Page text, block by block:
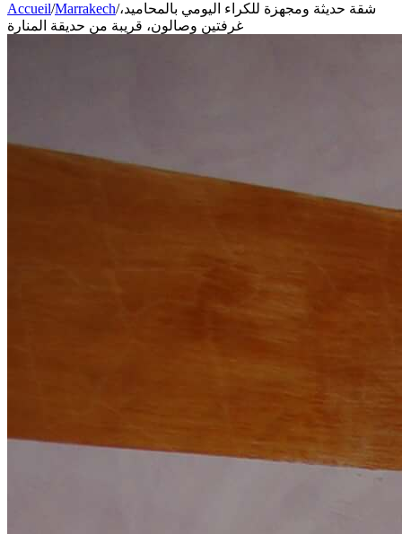
Accueil/Marrakech/شقة حديثة ومجهزة للكراء اليومي بالمحاميد،
غرفتين وصالون، قريبة من حديقة المنارة